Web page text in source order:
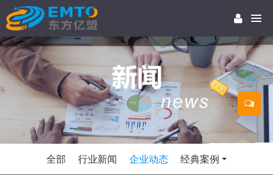
全部 行业新闻 企业动态 经典案例